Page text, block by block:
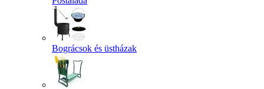
Bográcsok és üstházak